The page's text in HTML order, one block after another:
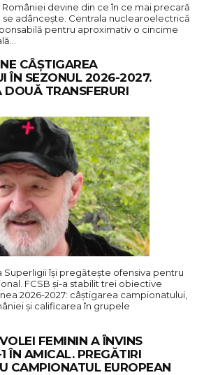
devine din ce în ce mai precară
adâncește. Centrala nuclearoelectrică
pentru aproximativ o cincime
CÂȘTIGAREA
ÎN SEZONUL 2026-2027.
DOUĂ TRANSFERURI
Superligii își pregătește ofensiva pentru
FCSB și-a stabilit trei obiective
2026-2027: câștigarea campionatului,
și calificarea în grupele
FEMININ A ÎNVINS
ÎN AMICAL. PREGĂTIRI
CAMPIONATUL EUROPEAN